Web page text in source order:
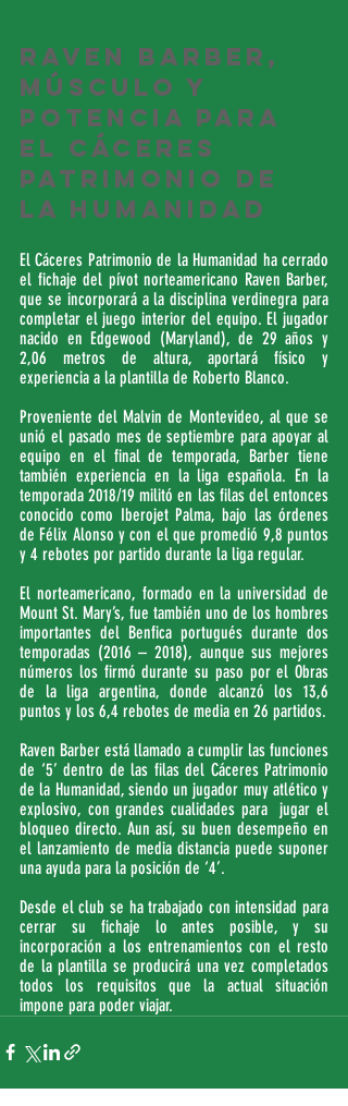
Raven Barber,
músculo y
potencia para
el Cáceres
Patrimonio de
la Humanidad
El Cáceres Patrimonio de la Humanidad ha cerrado
el fichaje del pívot norteamericano Raven Barber,
que se incorporará a la disciplina verdinegra para
completar el juego interior del equipo. El jugador
nacido en Edgewood (Maryland), de 29 años y
2,06 metros de altura, aportará físico y
experiencia a la plantilla de Roberto Blanco.
Proveniente del Malvin de Montevideo, al que se
unió el pasado mes de septiembre para apoyar al
equipo en el final de temporada, Barber tiene
también experiencia en la liga española. En la
temporada 2018/19 militó en las filas del entonces
conocido como Iberojet Palma, bajo las órdenes
de Félix Alonso y con el que promedió 9,8 puntos
y 4 rebotes por partido durante la liga regular.
El norteamericano, formado en la universidad de
Mount St. Mary’s, fue también uno de los hombres
importantes del Benfica portugués durante dos
temporadas (2016 – 2018), aunque sus mejores
números los firmó durante su paso por el Obras
de la liga argentina, donde alcanzó los 13,6
puntos y los 6,4 rebotes de media en 26 partidos.
Raven Barber está llamado a cumplir las funciones
de ‘5’ dentro de las filas del Cáceres Patrimonio
de la Humanidad, siendo un jugador muy atlético y
explosivo, con grandes cualidades para  jugar el
bloqueo directo. Aun así, su buen desempeño en
el lanzamiento de media distancia puede suponer
una ayuda para la posición de ‘4’.
Desde el club se ha trabajado con intensidad para
cerrar su fichaje lo antes posible, y su
incorporación a los entrenamientos con el resto
de la plantilla se producirá una vez completados
todos los requisitos que la actual situación
impone para poder viajar.